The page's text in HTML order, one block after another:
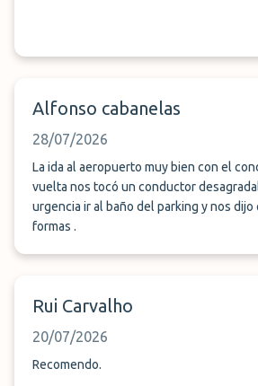
Alfonso cabanelas
28/07/2026
La ida al aeropuerto muy bien con el
vuelta nos tocó un conductor
urgencia ir al baño del parking y nos dijo
formas .
Rui Carvalho
20/07/2026
Recomendo.